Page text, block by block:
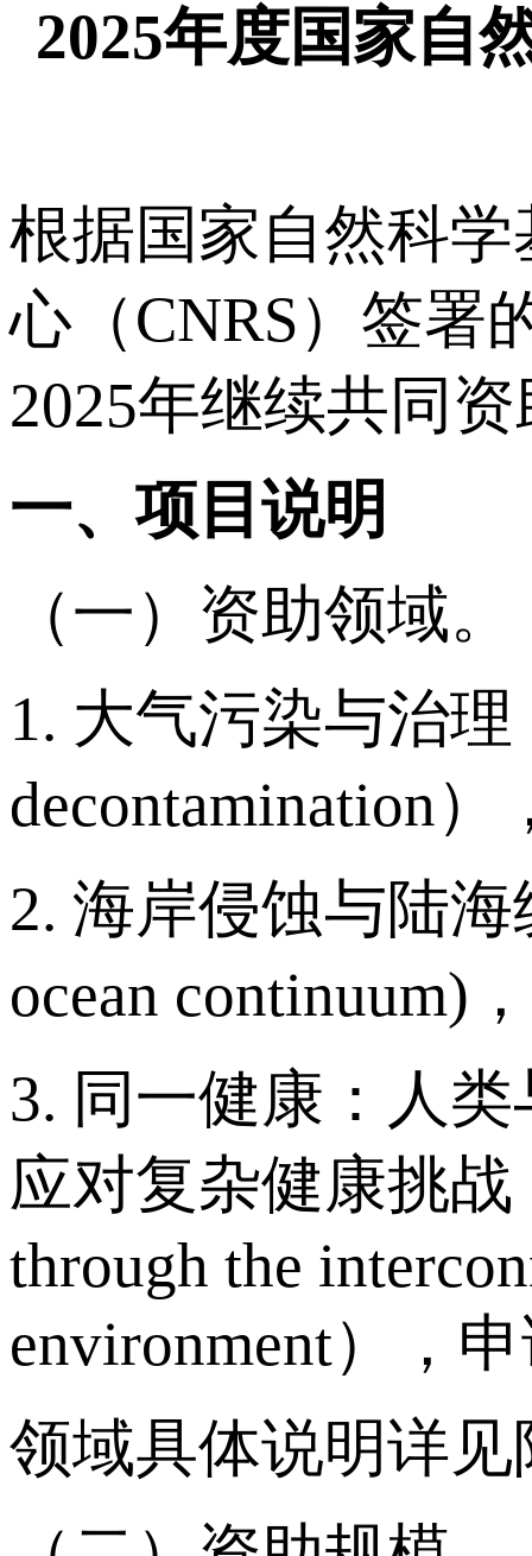
2025年度国家自
根据国家自然科
心（CNRS）签署
2025年继续共同
一、项目说明
（一）资助领域。
1. 大气污染与治理
decontamination
2. 海岸侵蚀与陆海
ocean continuum)
3. 同一健康：人
应对复杂健康挑战
through the
environment），
领域具体说明详见